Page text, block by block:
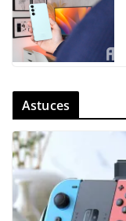
Astuces